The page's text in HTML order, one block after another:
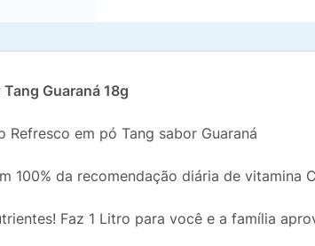
Guaraná 18g
Refresco em pó Tang sabor Guaraná
100% da recomendação diária de
Faz 1 Litro para você e a família